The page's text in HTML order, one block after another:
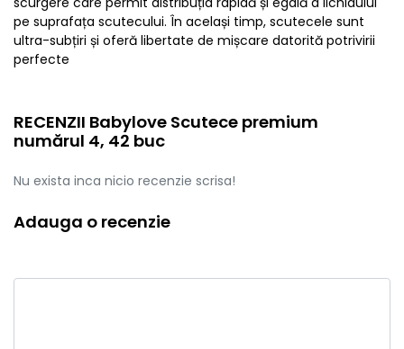
pe suprafața scutecului. În același timp, scutecele sunt
ultra-subțiri și oferă libertate de mișcare datorită potrivirii
perfecte
RECENZII Babylove Scutece premium
numărul 4, 42 buc
Nu exista inca nicio recenzie scrisa!
Adauga o recenzie